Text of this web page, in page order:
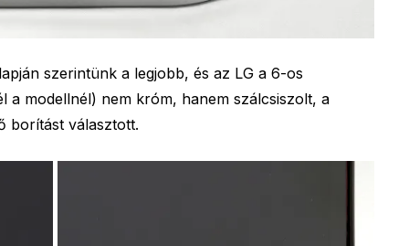
szerintünk a legjobb, és az LG a 6-os
a modellnél) nem króm, hanem szálcsiszolt, a
borítást választott.